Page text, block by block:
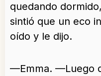
quedando
sintió que un eco
oído y le dijo.
—Emma. —Luego